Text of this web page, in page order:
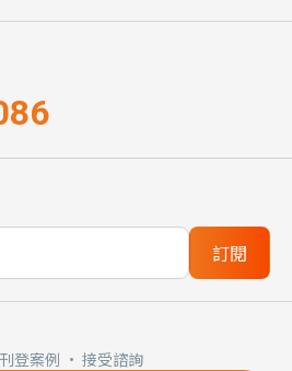
訂閱
登案例 · 接受諮詢